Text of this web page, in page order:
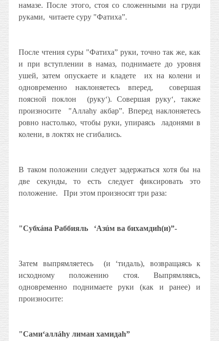
намазе. После этого, стоя со сложенными на груди
руками, читаете суру "Фатиха”.
После чтения суры "Фатиха” руки, точно так же, как
и при вступлении в намаз, поднимаете до уровня
ушей, затем опускаете и кладете
их на колени и
одновременно наклоняетесь вперед,
совершая
поясной поклон
(руку‘). Совершая руку‘, также
произносите
"Аллаhу акбар”. Вперед наклоняетесь
ровно настолько, чтобы руки, упираясь
ладонями в
колени, в локтях не сгибались.
В таком положении следует задержаться хотя бы на
две секунды, то есть следует фиксировать это
положение.
При этом произносят три раза:
"Субхáна Раббияль ‘Азúм ва бихамдиh(и)”-
Затем выпрямляетесь
(и ‘тидаль), возвращаясь к
исходному положению стоя. Выпрямляясь,
одновременно поднимаете руки (как и ранее) и
произносите:
"Сами‘аллáhу лиман хамидаh”